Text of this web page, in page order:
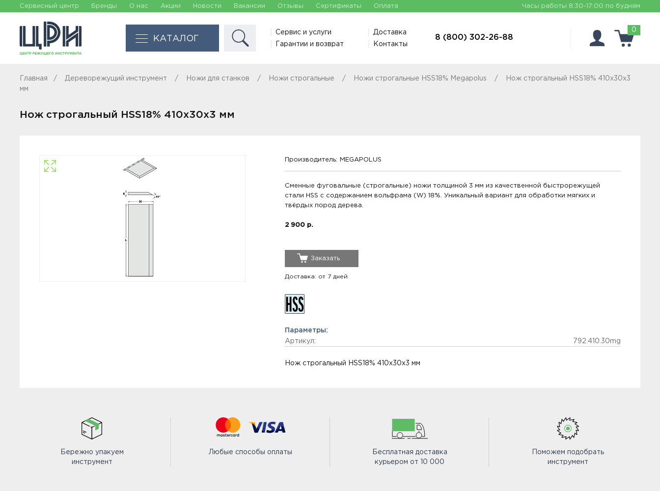
Сервисный центр Бренды О нас Акции Новости Вакансии Отзывы Сертификаты Оплата Часы работы 8:30-17:00 по будням
КАТАЛОГ
Сервис и услуги
Гарантии и возврат
Доставка
Контакты
8 (800) 302-26-88
0
Главная Дереворежущий инструмент Ножи для станков Ножи строгальные Ножи строгальные HSS18% Megapolus
Нож строгальный HSS18% 410x30x3
мм
Нож строгальный HSS18% 410x30x3 мм
Производитель: MEGAPOLUS
Сменные фуговальные (строгальные) ножи толщиной 3 мм из качественной быстрорежущей
стали HSS с содержанием вольфрама (W) 18%. Уникальный вариант для обработки мягких и
твёрдых пород дерева.
2 900 р.
Заказать
Доставка: от 7 дней
Параметры:
Артикул:
792.410.30mg
Нож строгальный HSS18% 410x30x3 мм
Бережно упакуем
инструмент
Любые способы оплаты
Бесплатная доставка
курьером от 10 000
Поможем подобрать
инструмент